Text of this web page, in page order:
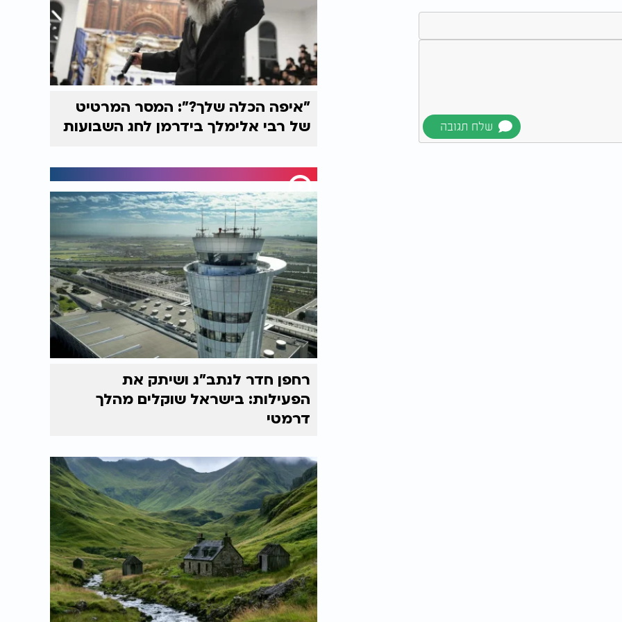
כדי שמעתי ברדיו ראיון מהמם עם הדס
לצורך עלייה'. היא נתנה דוגמא לכך, כמו
הוא הולך כמה צעדים אחורה ואז
שבקדושה - לפעמים הולכים מעט אחורה,
כ"כ חזקה, הרגשתי כמה הם היו מופנים בדיוק
"איפה הכלה שלך?": המסר המרטיט
של רבי אלימלך בידרמן לחג השבועות
רחפן חדר לנתב"ג ושיתק את
הפעילות: בישראל שוקלים מהלך
דרמטי